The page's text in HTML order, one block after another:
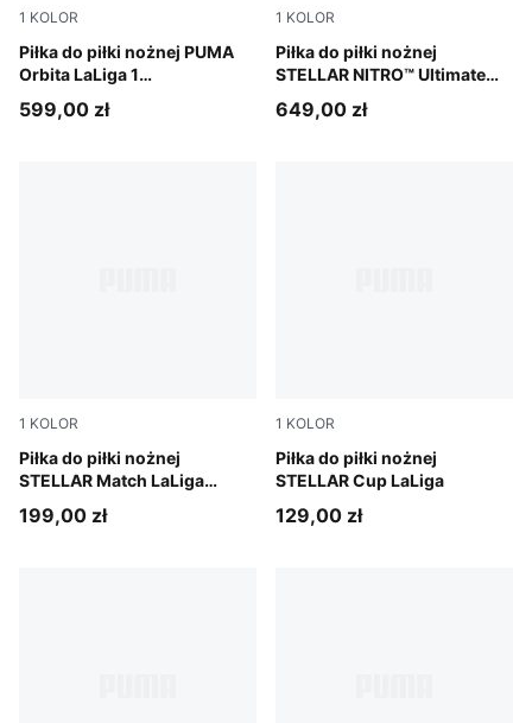
1 KOLOR
Piłka do piłki nożnej PUMA
Orbita LaLiga 1
PUMA White-multicolor
599,00 zł
1 KOLOR
Piłka do piłki nożnej
STELLAR NITRO™ Ultimate
FIFA®)
PUMA White-multicolor
649,00 zł
1 KOLOR
Piłka do piłki nożnej
STELLAR Match LaLiga
PUMA White-multicolor
199,00 zł
1 KOLOR
Piłka do piłki nożnej
STELLAR Cup LaLiga
PUMA White-multicolor
129,00 zł